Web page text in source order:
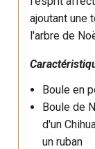
ajoutant une
l'arbre de
Boule en
Boule de
d'un
un ruban